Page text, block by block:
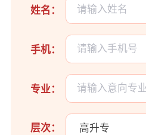
姓名：
手机：
专业：
层次：